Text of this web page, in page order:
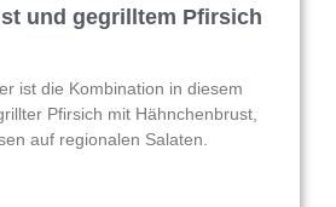
und gegrilltem Pfirsich
ist die Kombination in diesem
Pfirsich mit Hähnchenbrust,
auf regionalen Salaten.